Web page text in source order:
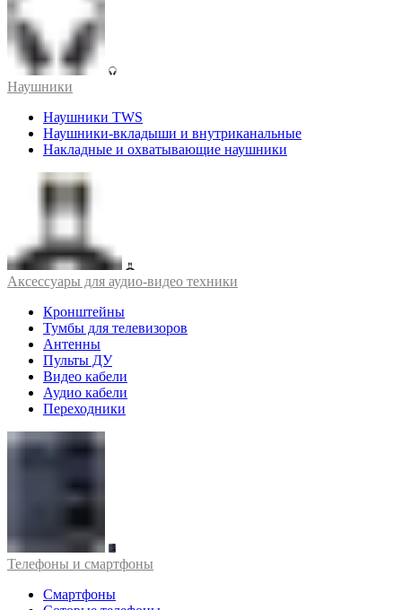
Наушники
Наушники TWS
Наушники-вкладыши и внутриканальные
Накладные и охватывающие наушники
Аксессуары для аудио-видео техники
Кронштейны
Тумбы для телевизоров
Антенны
Пульты ДУ
Видео кабели
Аудио кабели
Переходники
Телефоны и смартфоны
Смартфоны